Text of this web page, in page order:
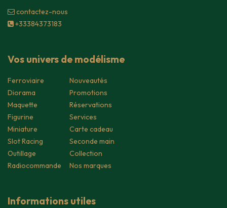
contacte​z-nous
+33384373183
Vos univers de modélisme
Ferroviaire
Diorama
Maquette
Figurine
Miniature
Slot Racing
Outillage
Radiocommande
Nouveautés
Promotions
Réservations
Services
Carte cadeau
Seconde main
Collection
Nos marques
Informations utiles